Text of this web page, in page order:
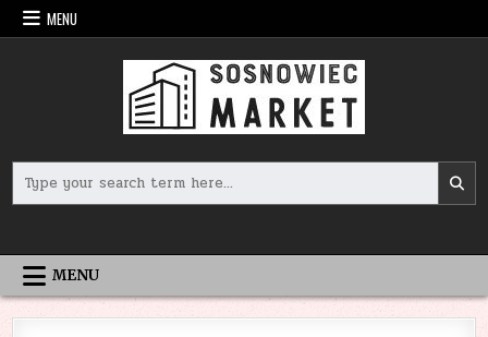
Skip
to
MENU
for:
MENU